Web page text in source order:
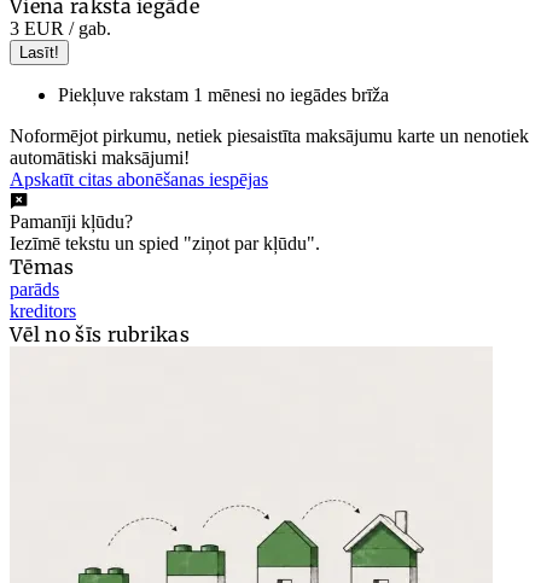
Viena raksta iegāde
3 EUR / gab.
Lasīt!
Piekļuve rakstam 1 mēnesi no iegādes brīža
Noformējot pirkumu, netiek piesaistīta maksājumu karte un nenotiek
automātiski maksājumi!
Apskatīt citas abonēšanas iespējas
Pamanīji kļūdu?
Iezīmē tekstu un spied "ziņot par kļūdu".
Tēmas
parāds
kreditors
Vēl no šīs rubrikas